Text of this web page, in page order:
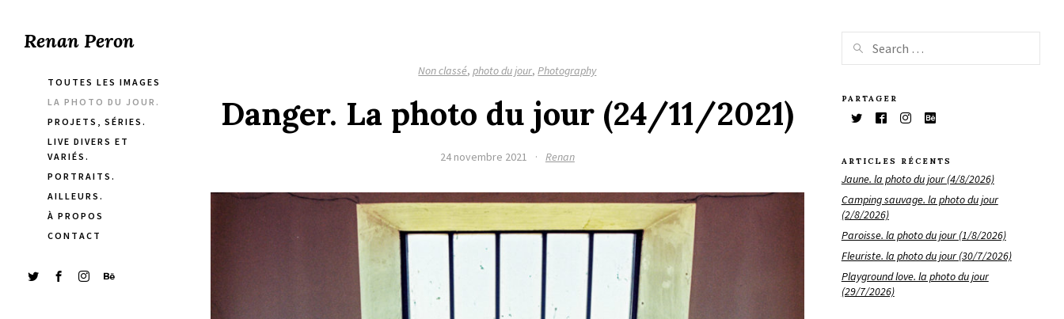
Renan Peron
TOUTES LES IMAGES
LA PHOTO DU JOUR.
PROJETS, SÉRIES.
LIVE DIVERS ET
VARIÉS.
PORTRAITS.
AILLEURS.
À PROPOS
CONTACT
Non classé,photo du jour,Photography
Danger. La photo du jour (24/11/2021)
24 novembre 2021 · Renan
PARTAGER
ARTICLES RÉCENTS
Jaune. la photo du jour (4/8/2026)
Camping sauvage. la photo du jour
(2/8/2026)
Paroisse. la photo du jour (1/8/2026)
Fleuriste. la photo du jour (30/7/2026)
Playground love. la photo du jour
(29/7/2026)